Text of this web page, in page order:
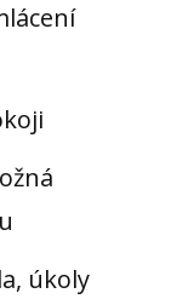
úkoly